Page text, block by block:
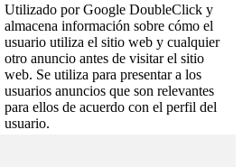
Utilizado por Google DoubleClick y
almacena información sobre cómo el
usuario utiliza el sitio web y cualquier
otro anuncio antes de visitar el sitio
web. Se utiliza para presentar a los
usuarios anuncios que son relevantes
para ellos de acuerdo con el perfil del
usuario.